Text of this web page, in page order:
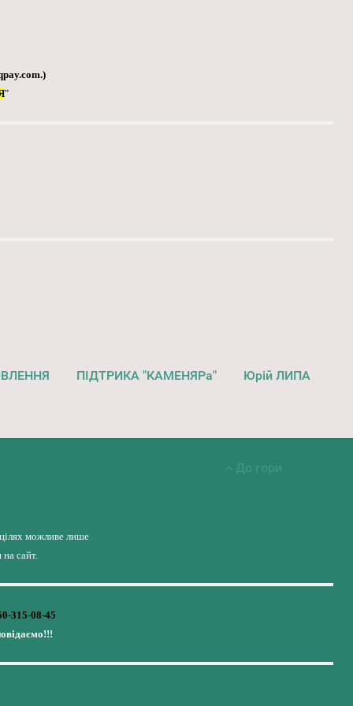
.)
"
ПІДТРИКА "КАМЕНЯРа" Юрій ЛИПА
До гори
можливе лише
сайт.
315-08-45